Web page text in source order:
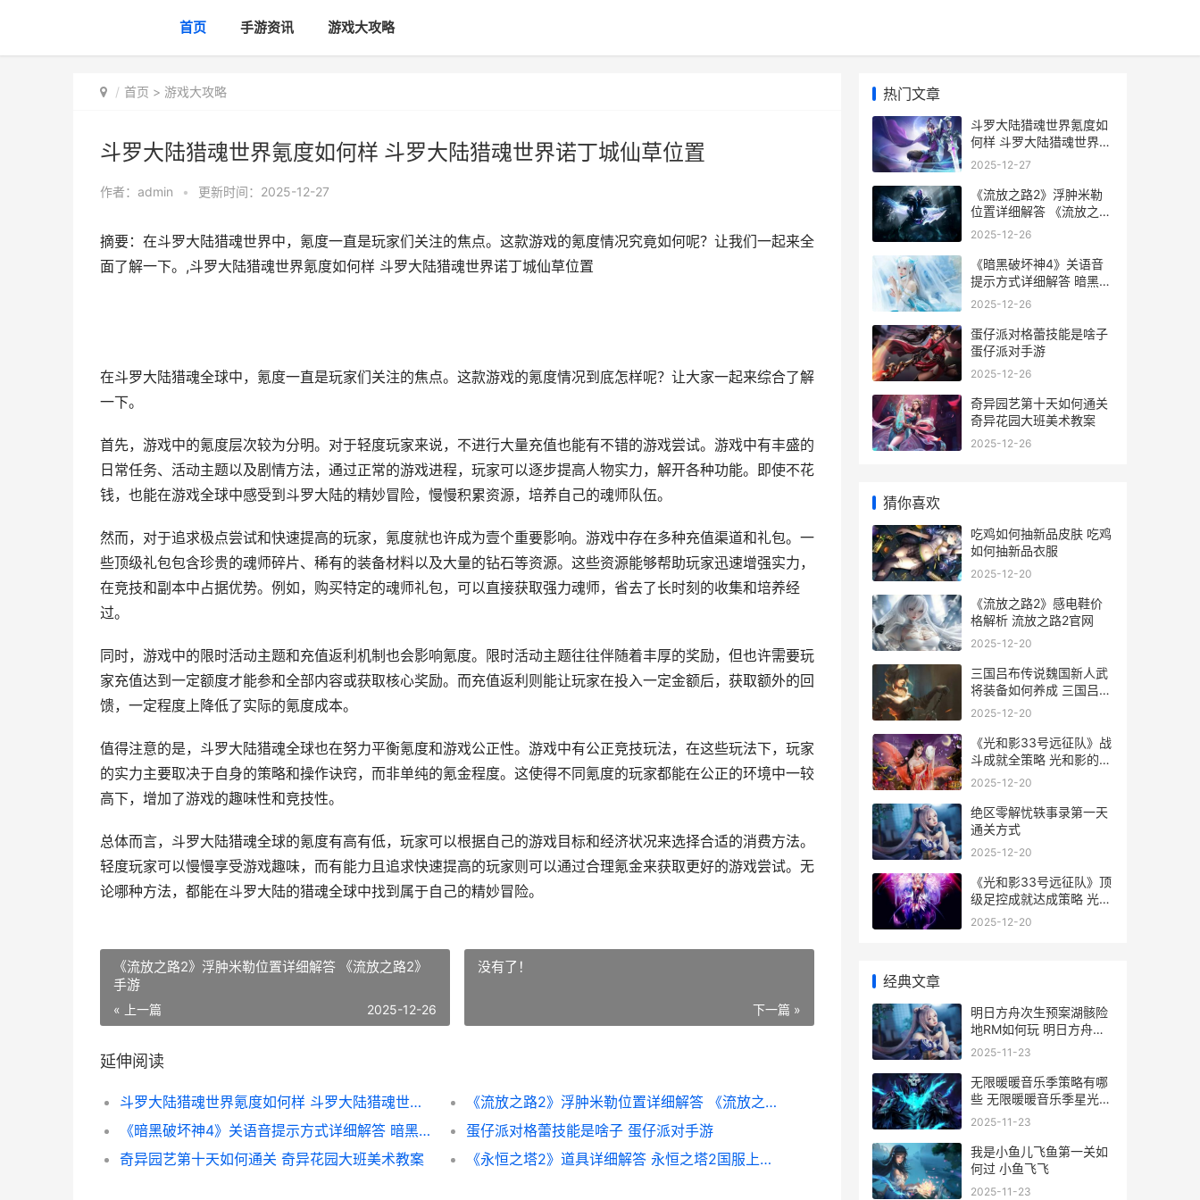
首页 手游资讯 游戏大攻略
首页 > 游戏大攻略
斗罗大陆猎魂世界氪度如何样 斗罗大陆猎魂世界诺丁城仙草位置
作者： admin • 更新时间：2025-12-27
摘要：在斗罗大陆猎魂世界中，氪度一直是玩家们关注的焦点。这款游戏的氪度情况究竟如何呢？让我们一起来全
面了解一下。,斗罗大陆猎魂世界氪度如何样 斗罗大陆猎魂世界诺丁城仙草位置
在斗罗大陆猎魂全球中，氪度一直是玩家们关注的焦点。这款游戏的氪度情况到底怎样呢？让大家一起来综合了解
一下。
首先，游戏中的氪度层次较为分明。对于轻度玩家来说，不进行大量充值也能有不错的游戏尝试。游戏中有丰盛的
日常任务、活动主题以及剧情方法，通过正常的游戏进程，玩家可以逐步提高人物实力，解开各种功能。即使不花
钱，也能在游戏全球中感受到斗罗大陆的精妙冒险，慢慢积累资源，培养自己的魂师队伍。
然而，对于追求极点尝试和快速提高的玩家，氪度就也许成为壹个重要影响。游戏中存在多种充值渠道和礼包。一
些顶级礼包包含珍贵的魂师碎片、稀有的装备材料以及大量的钻石等资源。这些资源能够帮助玩家迅速增强实力，
在竞技和副本中占据优势。例如，购买特定的魂师礼包，可以直接获取强力魂师，省去了长时刻的收集和培养经
过。
同时，游戏中的限时活动主题和充值返利机制也会影响氪度。限时活动主题往往伴随着丰厚的奖励，但也许需要玩
家充值达到一定额度才能参和全部内容或获取核心奖励。而充值返利则能让玩家在投入一定金额后，获取额外的回
馈，一定程度上降低了实际的氪度成本。
值得注意的是，斗罗大陆猎魂全球也在努力平衡氪度和游戏公正性。游戏中有公正竞技玩法，在这些玩法下，玩家
的实力主要取决于自身的策略和操作诀窍，而非单纯的氪金程度。这使得不同氪度的玩家都能在公正的环境中一较
高下，增加了游戏的趣味性和竞技性。
总体而言，斗罗大陆猎魂全球的氪度有高有低，玩家可以根据自己的游戏目标和经济状况来选择合适的消费方法。
轻度玩家可以慢慢享受游戏趣味，而有能力且追求快速提高的玩家则可以通过合理氪金来获取更好的游戏尝试。无
论哪种方法，都能在斗罗大陆的猎魂全球中找到属于自己的精妙冒险。
《流放之路2》浮肿米勒位置详细解答 《流放之路2》
手游
« 上一篇 2025-12-26
没有了！
下一篇 »
延伸阅读
斗罗大陆猎魂世界氪度如何样 斗罗大陆猎魂世界诺丁城仙草位置
《流放之路2》浮肿米勒位置详细解答 《流放之路2》手游
《暗黑破坏神4》关语音提示方式详细解答 暗黑破坏神4国服什么时候上线
蛋仔派对格蕾技能是啥子 蛋仔派对手游
奇异园艺第十天如何通关 奇异花园大班美术教案
《永恒之塔2》道具详细解答 永恒之塔2国服上线时间
热门文章
斗罗大陆猎魂世界氪度如
何样 斗罗大陆猎魂世界诺
丁城仙草位置
2025-12-27
《流放之路2》浮肿米勒
位置详细解答 《流放之路
2》手游
2025-12-26
《暗黑破坏神4》关语音
提示方式详细解答 暗黑破
坏神4国服什么时候上线
2025-12-26
蛋仔派对格蕾技能是啥子
蛋仔派对手游
2025-12-26
奇异园艺第十天如何通关
奇异花园大班美术教案
2025-12-26
猜你喜欢
吃鸡如何抽新品皮肤 吃鸡
如何抽新品衣服
2025-12-20
《流放之路2》感电鞋价
格解析 流放之路2官网
2025-12-20
三国吕布传说魏国新人武
将装备如何养成 三国吕布
传说魏篇
2025-12-20
《光和影33号远征队》战
斗成就全策略 光和影的传
说第一集
2025-12-20
绝区零解忧轶事录第一天
通关方式
2025-12-20
《光和影33号远征队》顶
级足控成就达成策略 光和
影教材
2025-12-20
经典文章
明日方舟次生预案湖骸险
地RM如何玩 明日方舟下
次还填非常简单
2025-11-23
无限暖暖音乐季策略有哪
些 无限暖暖音乐季星光绽
放之时
2025-11-23
我是小鱼儿飞鱼第一关如
何过 小鱼飞飞
2025-11-23